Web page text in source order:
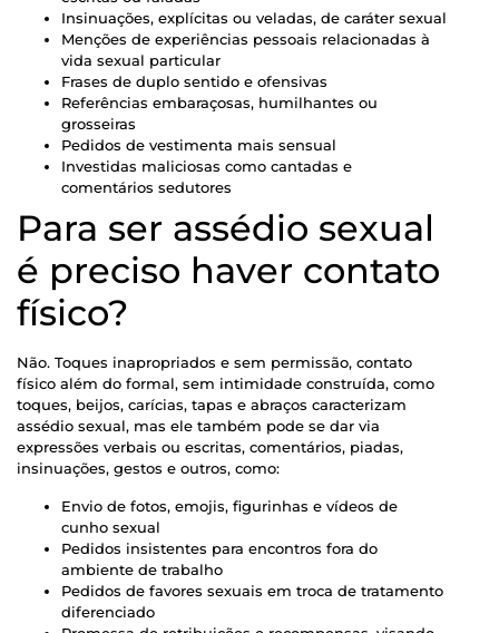
Insinuações, explícitas ou veladas, de caráter sexual
Menções de experiências pessoais relacionadas à
vida sexual particular
Frases de duplo sentido e ofensivas
Referências embaraçosas, humilhantes ou
grosseiras
Pedidos de vestimenta mais sensual
Investidas maliciosas como cantadas e
comentários sedutores
Para ser assédio sexual
é preciso haver contato
físico?
Não. Toques inapropriados e sem permissão, contato
físico além do formal, sem intimidade construída, como
toques, beijos, carícias, tapas e abraços caracterizam
assédio sexual, mas ele também pode se dar via
expressões verbais ou escritas, comentários, piadas,
insinuações, gestos e outros, como:
Envio de fotos, emojis, figurinhas e vídeos de
cunho sexual
Pedidos insistentes para encontros fora do
ambiente de trabalho
Pedidos de favores sexuais em troca de tratamento
diferenciado